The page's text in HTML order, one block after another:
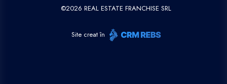
©2026 REAL ESTATE FRANCHISE SRL
Site creat în